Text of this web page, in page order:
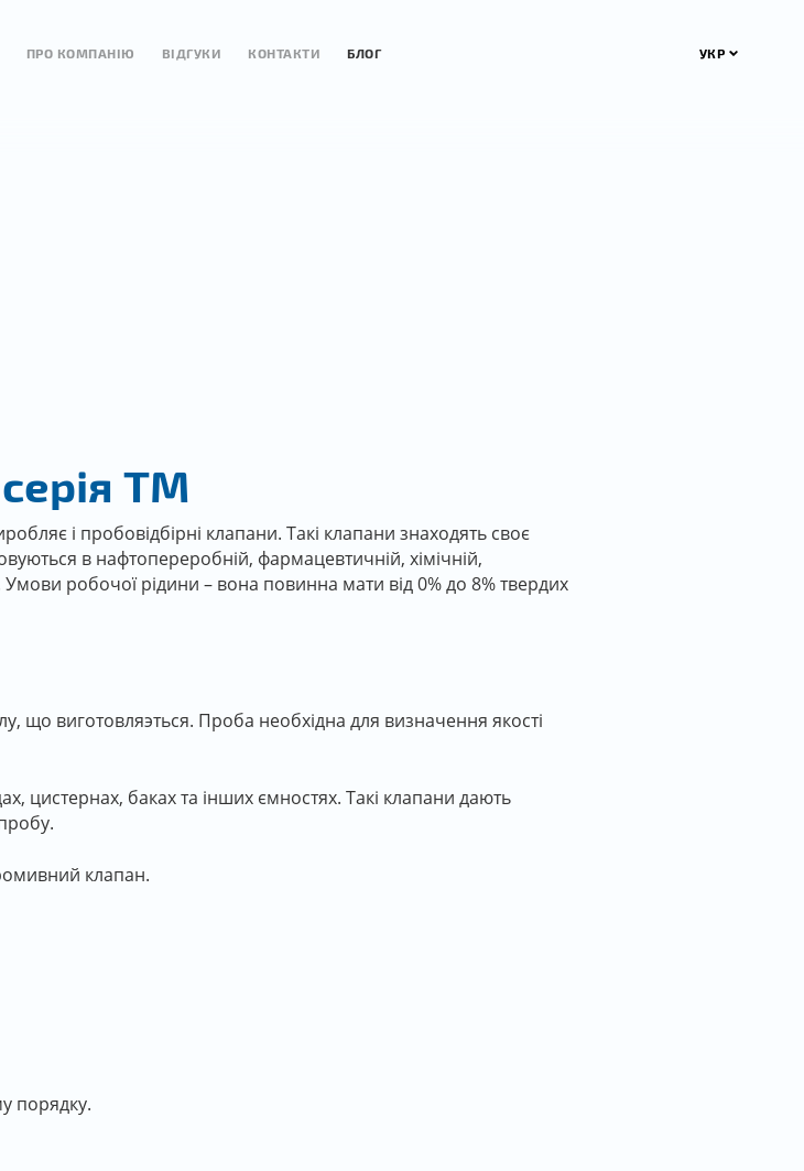
ПРО КОМПАНІЮ ВІДГУКИ КОНТАКТИ БЛОГ УКР
TM
і пробовідбірні клапани. Такі клапани знаходять своє
в нафтопереробній, фармацевтичній, хімічній,
Умови робочої рідини – вона повинна мати від 0% до 8% твердих
що виготовляэться. Проба необхідна для визначення якості
цистернах, баках та інших ємностях. Такі клапани дають
клапан.
порядку.